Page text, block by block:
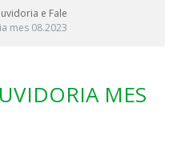
e Fale
mes 08.2023
MES